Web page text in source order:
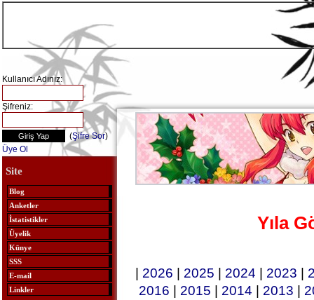
Kullanıcı Adınız:
Şifreniz:
(Şifre Sor)
Üye Ol
Site
Blog
Anketler
İstatistikler
Üyelik
Künye
SSS
E-mail
Linkler
Yıla
2026 2025 2024 2023
2016
2015 2014 2013